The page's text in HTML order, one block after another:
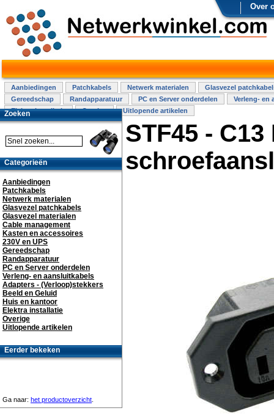
Over
Aanbiedingen Patchkabels Netwerk materialen
Glasvezel
Gereedschap
Randapparatuur PC en Server onderdelen
Verleng- en
Elektra installatie
Overige Uitlopende artikelen
STF45 -
Zoeken
Categorieën
Aanbiedingen
Patchkabels
Netwerk materialen
Glasvezel patchkabels
Glasvezel materialen
Cable management
Kasten en accessoires
230V en UPS
Gereedschap
Randapparatuur
PC en Server onderdelen
Verleng- en aansluitkabels
Adapters - (Verloop)stekkers
Beeld en Geluid
Huis en kantoor
Elektra installatie
Overige
Uitlopende artikelen
Eerder bekeken
Ga naar: het productoverzicht